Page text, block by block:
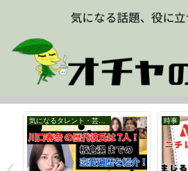
気になるタレント・芸能人 時事